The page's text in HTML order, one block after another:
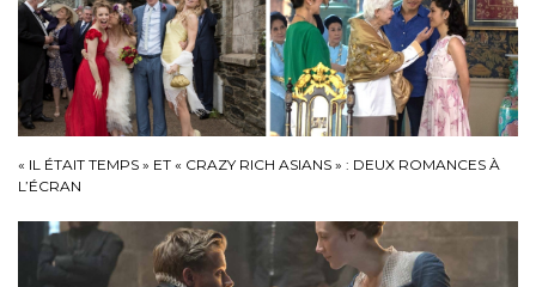
« IL ÉTAIT TEMPS » ET « CRAZY RICH ASIANS » : DEUX ROMANCES À
L’ÉCRAN